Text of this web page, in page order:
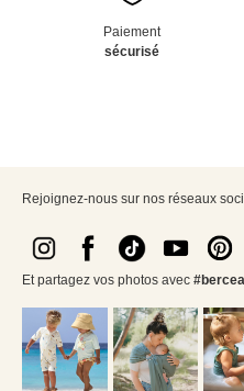
Paiement
sécurisé
Rejoignez-nous sur nos réseaux
Et partagez vos photos avec